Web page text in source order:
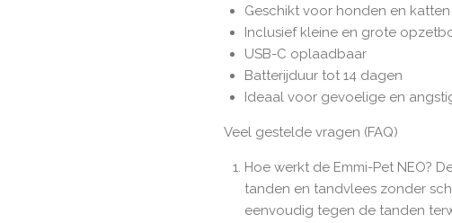
Geschikt voor honden en katten
Inclusief kleine en grote
USB-C oplaadbaar
Batterijduur tot 14 dagen
Ideaal voor gevoelige en
Veel gestelde vragen (FAQ)
Hoe werkt de Emmi-Pet NEO?
tanden en tandvlees zonder
eenvoudig tegen de tanden